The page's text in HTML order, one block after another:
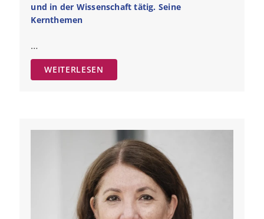
und in der Wissenschaft tätig. Seine
Kernthemen
…
WEITERLESEN